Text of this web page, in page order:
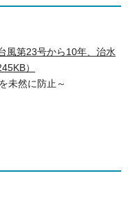
風第23号から10年、治水
）
未然に防止～